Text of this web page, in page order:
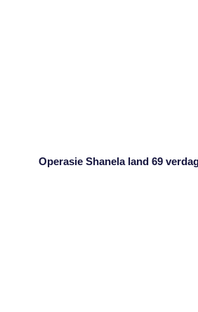
Operasie Shanela land 69